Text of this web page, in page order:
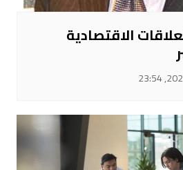
الاقتصادية